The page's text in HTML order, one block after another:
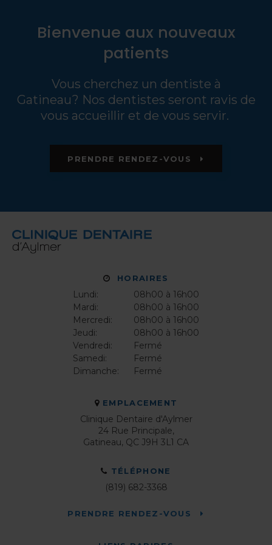
Bienvenue aux nouveaux
patients
Vous cherchez un dentiste à
Gatineau? Nos dentistes seront ravis de
vous accueillir et de vous servir.
PRENDRE RENDEZ-VOUS
HORAIRES
Lundi:
08h00 à 16h00
Mardi:
08h00 à 16h00
Mercredi:
08h00 à 16h00
Jeudi:
08h00 à 16h00
Vendredi:
Fermé
Samedi:
Fermé
Dimanche:
Fermé
EMPLACEMENT
Clinique Dentaire d'Aylmer
24 Rue Principale
Gatineau QC J9H 3L1 CA
TÉLÉPHONE
(819) 682-3368
PRENDRE RENDEZ-VOUS